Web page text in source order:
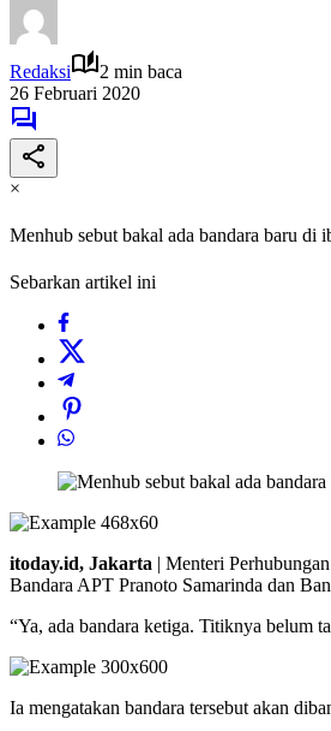
Redaksi
2 min baca
26 Februari 2020
×
Menhub sebut bakal ada bandara baru di
Sebarkan artikel ini
itoday.id, Jakarta | Menteri
Bandara APT Pranoto Samarinda dan
“Ya, ada bandara ketiga. Titiknya belum
Ia mengatakan bandara tersebut akan